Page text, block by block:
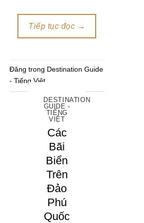
Tiếp tục đọc →
Đăng trong Destination Guide
- Tiếng Việt
DESTINATION
GUIDE -
TIẾNG
VIỆT
Các
Bãi
Biển
Trên
Đảo
Phú
Quốc